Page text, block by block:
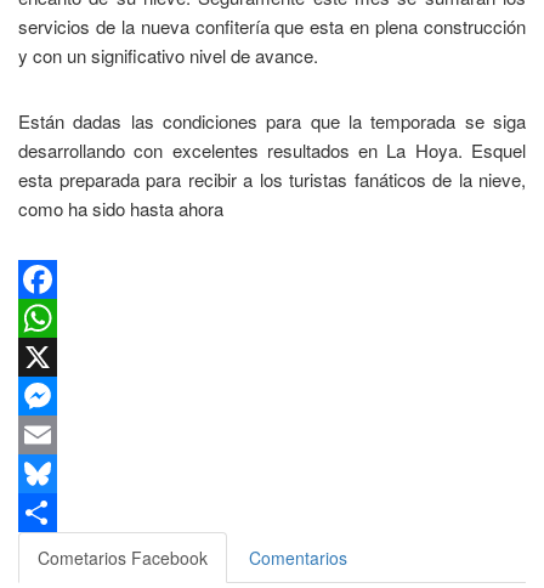
servicios de la nueva confitería que esta en plena construcción
y con un significativo nivel de avance.
Están dadas las condiciones para que la temporada se siga
desarrollando con excelentes resultados en La Hoya. Esquel
esta preparada para recibir a los turistas fanáticos de la nieve,
como ha sido hasta ahora
Facebook
WhatsApp
X
Messenger
Email
Bluesky
Compartir
Cometarios Facebook Comentarios